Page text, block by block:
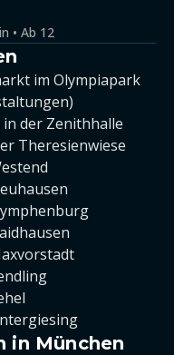
• Ab 12
im Olympiapark
der Zenithhalle
Theresienwiese
in München